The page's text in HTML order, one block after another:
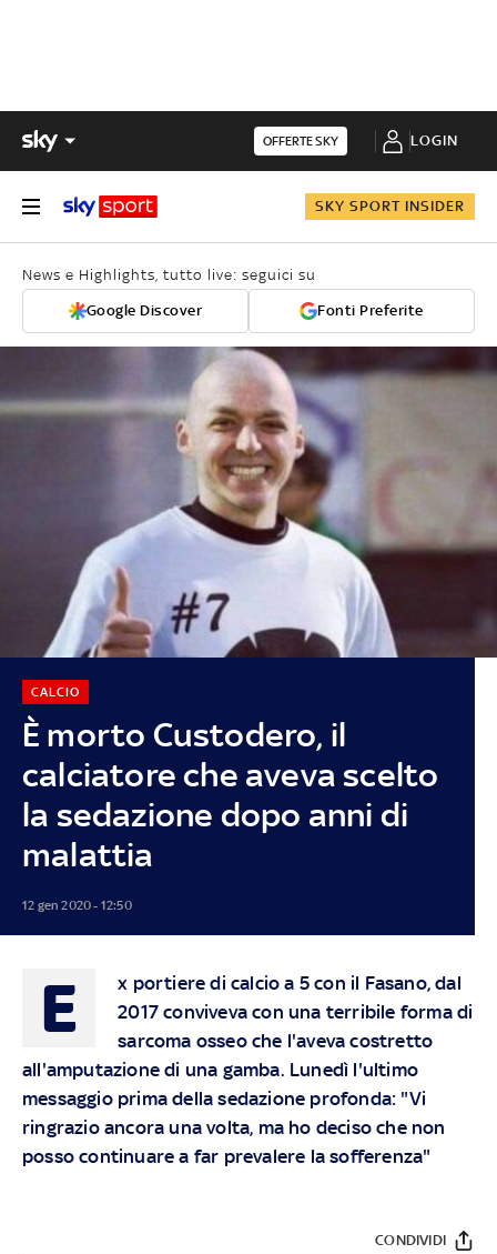
OFFERTE SKY LOGIN
SKY SPORT INSIDER
News e Highlights, tutto live: seguici su
Google Discover Fonti Preferite
È morto Custodero, il
calciatore che aveva scelto
la sedazione dopo anni di
malattia
CALCIO
12 gen 2020 - 12:50
E
x portiere di calcio a 5 con il Fasano, dal
2017 conviveva con una terribile forma di
sarcoma osseo che l'aveva costretto
all'amputazione di una gamba. Lunedì l'ultimo
messaggio prima della sedazione profonda: "Vi
ringrazio ancora una volta, ma ho deciso che non
posso continuare a far prevalere la sofferenza"
CONDIVIDI